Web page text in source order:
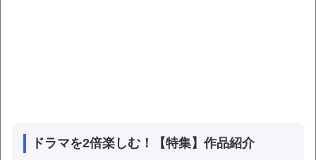
ドラマを2倍楽しむ！【特集】作品紹介